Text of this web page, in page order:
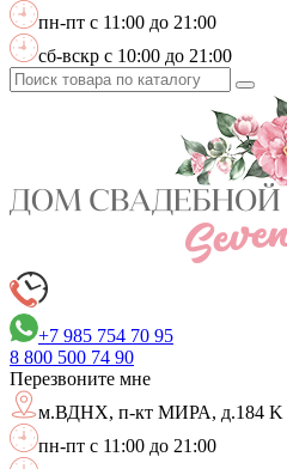
пн-пт с 11:00 до 21:00
сб-вскр с 10:00 до 21:00
+7 985 754 70 95
8 800 500 74 90
Перезвоните мне
м.ВДНХ, п-кт МИРА, д.184 K
пн-пт с 11:00 до 21:00